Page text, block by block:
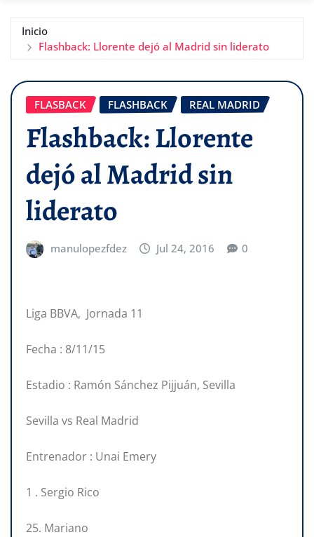
Inicio
Flashback: Llorente dejó al Madrid sin liderato
FLASBACK FLASHBACK REAL MADRID
Flashback: Llorente
dejó al Madrid sin
liderato
manulopezfdez Jul 24, 2016 0
Liga BBVA, Jornada 11
Fecha : 8/11/15
Estadio : Ramón Sánchez Pijjuán, Sevilla
Sevilla vs Real Madrid
Entrenador : Unai Emery
1 . Sergio Rico
25. Mariano